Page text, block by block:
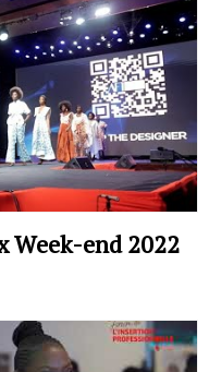
Week-end 2022